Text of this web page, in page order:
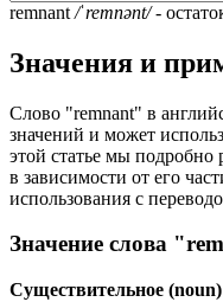
remnant /ˈremnənt/-
Значения и
Слово "remnant" в
значений и может
этой статье мы подробно
в зависимости от его
использования с
Значение слова
Существительное (noun)